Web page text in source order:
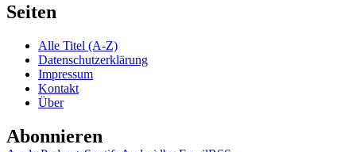
Seiten
Alle Titel (A-Z)
Datenschutzerklärung
Impressum
Kontakt
Über
Abonnieren